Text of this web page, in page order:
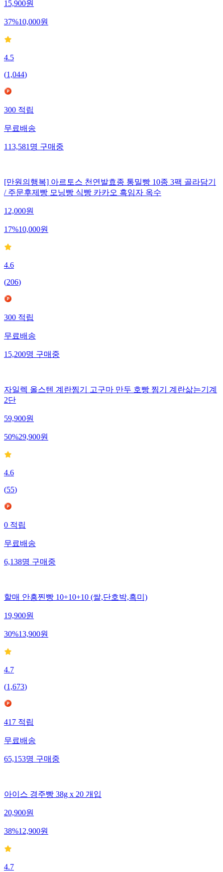
15,900원
37%10,000원
4.5
(1,044)
300 적립
무료배송
113,581 명 구매중
[만원의행복] 아르토스 천연발효종 통밀빵 10종 3팩 골라담기
/ 주문후제빵 모닝빵 식빵 카카오 흑임자 옥수
12,000원
17%10,000원
4.6
(206)
300 적립
무료배송
15,200명 구매중
자일렉 올스텐 계란찜기 고구마 만두 호빵 찜기 계란삶는기계
2단
59,900원
50%29,900원
4.6
(55)
0 적립
무료배송
6,138명 구매중
할매 안흥찐빵 10+10+10 (쌀,단호박,흑미)
19,900원
30%13,900원
4.7
(1,673)
417 적립
무료배송
65,153명 구매중
아이스 경주빵 38g x 20 개입
20,900원
38%12,900원
4.7